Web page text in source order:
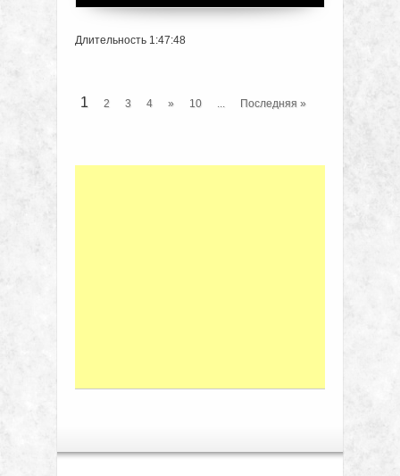
Длительность 1:47:48
1 2 3 4 » 10 ... Последняя »